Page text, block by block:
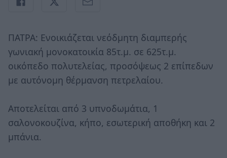
ΠΑΤΡΑ: Ενοικιάζεται νεόδμητη διαμπερής
γωνιακή μονοκατοικία 85τ.μ. σε 625τ.μ.
οικόπεδο πολυτελείας, προσόψεως 2 επίπεδων
με αυτόνομη θέρμανση πετρελαίου.
Αποτελείται από 3 υπνοδωμάτια, 1
σαλονοκουζίνα, κήπο, εσωτερική αποθήκη και 2
μπάνια.